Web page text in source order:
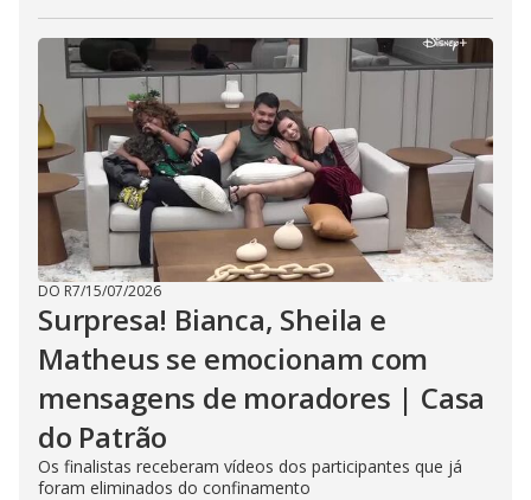
DO R7/15/07/2026
Surpresa! Bianca, Sheila e
Matheus se emocionam com
mensagens de moradores | Casa
do Patrão
Os finalistas receberam vídeos dos participantes que já
foram eliminados do confinamento